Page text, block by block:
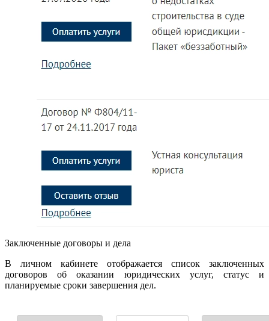
Заключенные договоры и дела
В личном кабинете отображается список заключенных
договоров об оказании юридических услуг, статус и
планируемые сроки завершения дел.